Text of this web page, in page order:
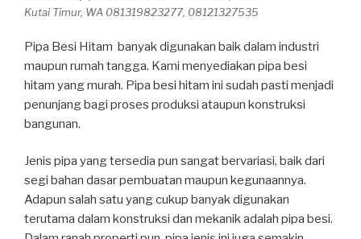
Kutai Timur, WA 081319823277, 08121327535
Pipa Besi Hitam banyak digunakan baik dalam industri
maupun rumah tangga. Kami menyediakan pipa besi
hitam yang murah. Pipa besi hitam ini sudah pasti menjadi
penunjang bagi proses produksi ataupun konstruksi
bangunan.
Jenis pipa yang tersedia pun sangat bervariasi, baik dari
segi bahan dasar pembuatan maupun kegunaannya.
Adapun salah satu yang cukup banyak digunakan
terutama dalam konstruksi dan mekanik adalah pipa besi.